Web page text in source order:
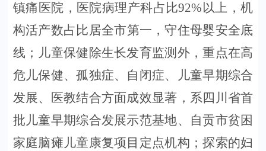
镇痛医院，医院病理产科占比92%以上，机
构活产数占比居全市第一 ，守住母婴安全底
线；儿童保健除生长发育监测外，重点在高
危儿保健、孤独症、自闭症、儿童早期综合
发展、医教结合方面成效显著，系四川省首
批儿童早期综合发展示范基地、自贡市贫困
家庭脑瘫儿童康复项目定点机构；探索的妇